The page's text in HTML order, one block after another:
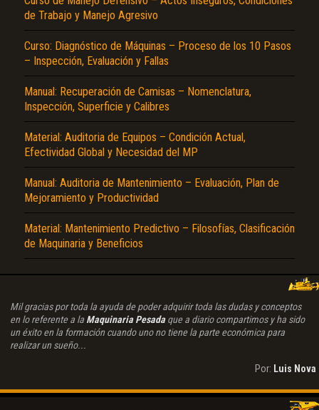
de Trabajo y Manejo Agresivo
Curso: Diagnóstico de Máquinas – Proceso de los 10 Pasos
– Inspección, Evaluación y Fallas
Manual: Recuperación de Camisas – Nomenclatura,
Inspección, Superficie y Calibres
Material: Auditoria de Equipos – Condición Actual,
Efectividad Global y Necesidad del MP
Manual: Auditoria de Mantenimiento – Evaluación, Plan de
Mejoramiento y Productividad
Material: Mantenimiento Predictivo – Filosofías, Clasificación
de Maquinaria y Beneficios
Mil gracias por toda la ayuda de poder adquirir toda las dudas y conceptos
en lo referente a la Maquinaria Pesadaque a diario compartimos y ha sido
un éxito en la formación cuando uno no tiene la parte económica para
realizar un sueño...
Por: Luis Nova